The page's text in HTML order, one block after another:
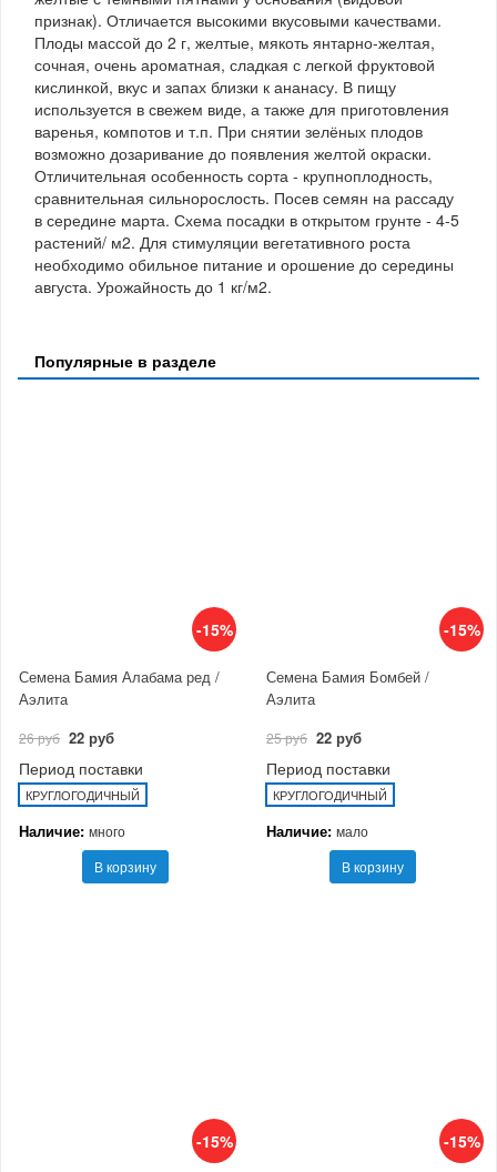
признак). Отличается высокими вкусовыми качествами.
Плоды массой до 2 г, желтые, мякоть янтарно-желтая,
сочная, очень ароматная, сладкая с легкой фруктовой
кислинкой, вкус и запах близки к ананасу. В пищу
используется в свежем виде, а также для приготовления
варенья, компотов и т.п. При снятии зелёных плодов
возможно дозаривание до появления желтой окраски.
Отличительная особенность сорта - крупноплодность,
сравнительная сильнорослость. Посев семян на рассаду
в середине марта. Схема посадки в открытом грунте - 4-5
растений/ м2. Для стимуляции вегетативного роста
необходимо обильное питание и орошение до середины
августа. Урожайность до 1 кг/м2.
Популярные в разделе
-15%
Семена Бамия Алабама ред /
Аэлита
26 руб 22 руб
Период поставки
КРУГЛОГОДИЧНЫЙ
Наличие: много
В корзину
-15%
Семена Бамия Бомбей /
Аэлита
25 руб 22 руб
Период поставки
КРУГЛОГОДИЧНЫЙ
Наличие: мало
В корзину
-15% -15%